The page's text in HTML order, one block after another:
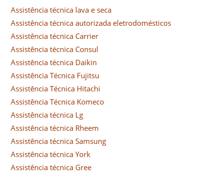
Assistência técnica lava e seca
Assistência técnica autorizada eletrodomésticos
Assistência técnica Carrier
Assistência técnica Consul
Assistência técnica Daikin
Assistência Técnica Fujitsu
Assistência Técnica Hitachi
Assistência Técnica Komeco
Assistência técnica Lg
Assistência técnica Rheem
Assistência técnica Samsung
Assistência técnica York
Assistência técnica Gree